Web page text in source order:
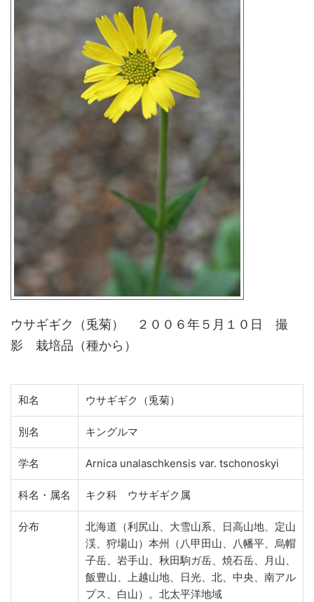
ウサギギク（兎菊） ２００６年５月１０日 撮
影 栽培品（種から）
和名 ウサギギク（兎菊）
別名 キングルマ
学名 Arnica unalaschkensis var. tschonoskyi
科名・属名 キク科 ウサギギク属
分布
北海道（利尻山、大雪山系、日高山地、定山
渓、狩場山）本州（八甲田山、八幡平、烏帽
子岳、岩手山、秋田駒ガ岳、焼石岳、月山、
飯豊山、上越山地、日光、北、中央、南アル
プス、白山）。北太平洋地域